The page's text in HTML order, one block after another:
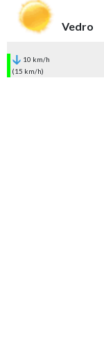
Vedro
10 km/h
(15 km/h)